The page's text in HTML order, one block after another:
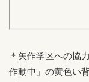
＊矢作学区への協
作動中」の黄色い